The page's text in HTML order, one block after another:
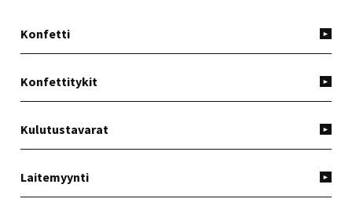
Konfetti
Konfettitykit
Kulutustavarat
Laitemyynti